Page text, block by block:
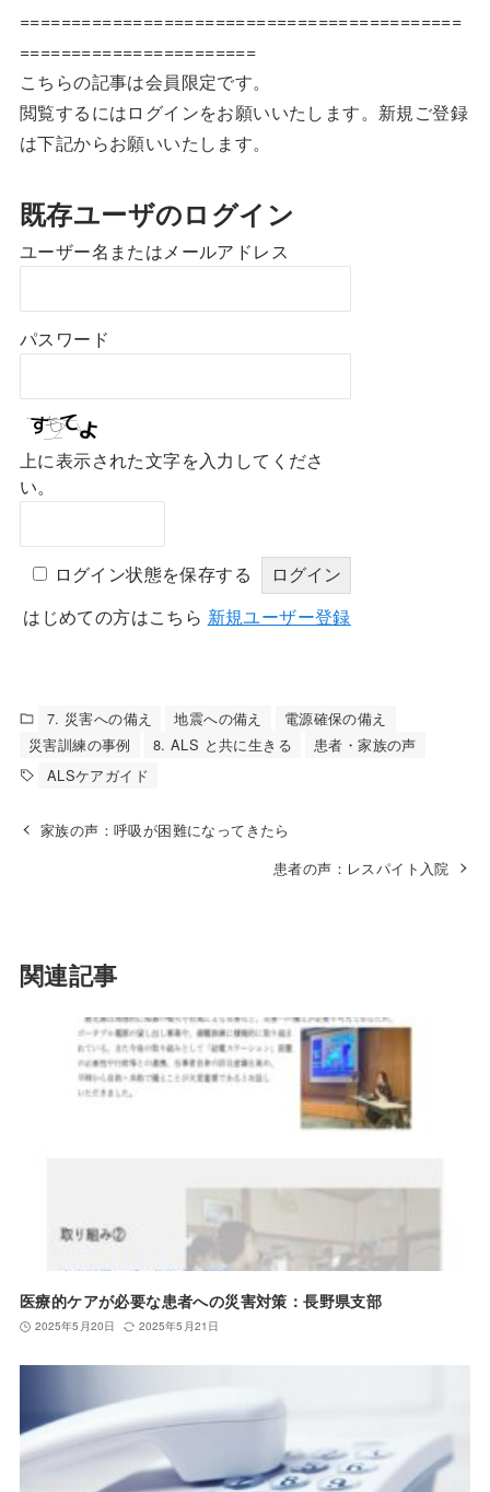
===========================================
=======================
こちらの記事は会員限定です。
閲覧するにはログインをお願いいたします。新規ご登録
は下記からお願いいたします。
既存ユーザのログイン
ユーザー名またはメールアドレス
パスワード
上に表示された文字を入力してくださ
い。
ログイン状態を保存する
はじめての方はこちら 新規ユーザー登録
7. 災害への備え 地震への備え
電源確保の備え
災害訓練の事例
8. ALS と共に生きる
患者・家族の声
ALSケアガイド
家族の声：呼吸が困難になってきたら
患者の声：レスパイト入院
関連記事
医療的ケアが必要な患者への災害対策：長野県支部
2025年5月20日 2025年5月21日